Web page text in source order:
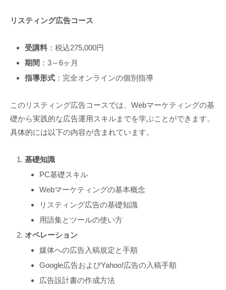
リスティング広告コース
受講料 ：税込275,000円
期間 ：3～6ヶ月
指導形式 ：完全オンラインの個別指導
このリスティング広告コースでは、Webマーケティングの基
礎から実践的な広告運用スキルまでを学ぶことができます。
具体的には以下の内容が含まれています。
基礎知識
PC基礎スキル
Webマーケティングの基本概念
リスティング広告の基礎知識
用語集とツールの使い方
オペレーション
媒体への広告入稿規定と手順
Google広告およびYahoo!広告の入稿手順
広告設計書の作成方法